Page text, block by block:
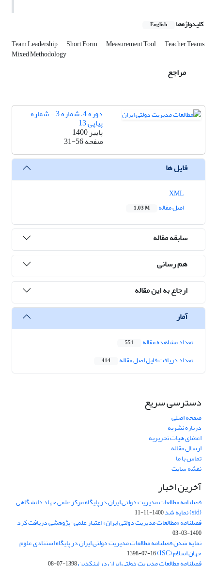
کلیدواژه‌ها English
Team Leadership Short Form Measurement Tool Teacher Teams
Mixed Methodology
مراجع
دوره 4، شماره 3 - شماره
پیاپی 13
پاییز 1400
صفحه31-56
فایل ها
اصل مقاله
1.03 M
سابقه مقاله
هم رسانی
ارجاع به این مقاله
آمار
تعداد مشاهده مقاله 551
تعداد دریافت فایل اصل مقاله 414
دسترسی سریع
صفحه اصلی
درباره نشریه
اعضای هیات تحریریه
ارسال مقاله
تماس با ما
نقشه سایت
آخرین اخبار
فصلنامه مطالعات مدیریت دولتی ایران در پایگاه مرکز علمی جهاد دانشگاهی
(sid) نمایه شد 1400-11-11
فصلنامه «مطالعات مدیریت دولتی ایران» اعتبار علمی-پژوهشی دریافت کرد
1400-03-03
نمایه شدن فصلنامه مطالعات مدیریت دولتی ایران در پایگاه استنادی علوم
جهان اسلام (ISC) 1398-07-16